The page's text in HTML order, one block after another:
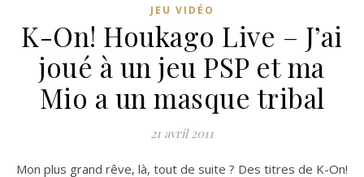
JEU VIDÉO
K-On! Houkago Live – J’ai
joué à un jeu PSP et ma
Mio a un masque tribal
21 avril 2011
Mon plus grand rêve, là, tout de suite ? Des titres de K-On!